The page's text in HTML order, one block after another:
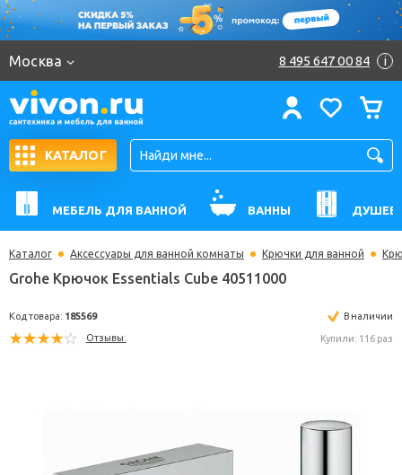
Москва 8 495 647 00 84 i
КАТАЛОГ
МЕБЕЛЬ ДЛЯ ВАННОЙ ВАННЫ
Каталог Аксессуары для ванной комнаты Крючки для ванной
Grohe Крючок Essentials Cube 40511000